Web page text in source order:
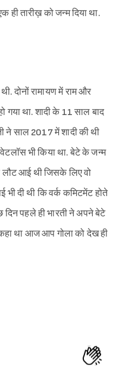
ही तारीख़ को जन्म दिया था.
दोनों रामायण में राम और
गया था. शादी के 11 साल बाद
ने साल 2017 में शादी की थी
भी किया था. बेटे के जन्म
लौट आई थी जिसके लिए वो
भी दी थी कि वर्क कमिटमेंट होते
पहले ही भारती ने अपने बेटे
था आज आप गोला को देख ही